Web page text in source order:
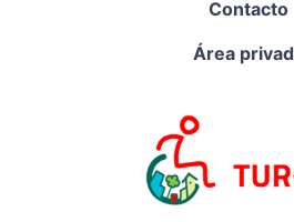
Contacto
Área